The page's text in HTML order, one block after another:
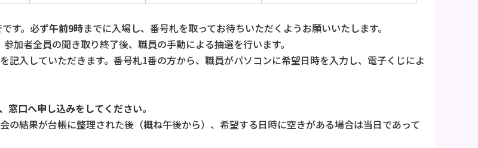
です。必ず午前9時までに入場し、番号札を取ってお待ちいただくようお願いいたします。
加者全員の聞き取り終了後、職員の手動による抽選を行います。
入していただきます。番号札1番の方から、職員がパソコンに希望日時を入力し、電子くじによ
窓口へ申し込みをしてください。
結果が台帳に整理された後（概ね午後から）、希望する日時に空きがある場合は当日であって